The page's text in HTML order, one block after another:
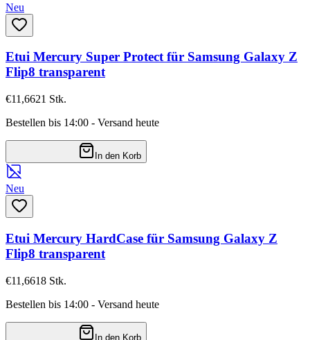
Neu
Etui Mercury Super Protect für Samsung Galaxy Z
Flip8 transparent
€11,6621 Stk.
Bestellen bis 14:00 - Versand heute
In den Korb
Neu
Etui Mercury HardCase für Samsung Galaxy Z
Flip8 transparent
€11,6618 Stk.
Bestellen bis 14:00 - Versand heute
In den Korb